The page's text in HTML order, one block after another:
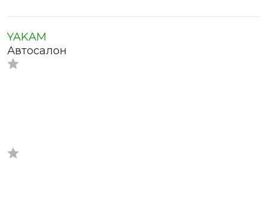
YAKAM
Автосалон